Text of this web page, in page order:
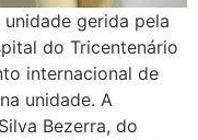
gerida pela
do Tricentenário
internacional de
unidade. A
Bezerra, do